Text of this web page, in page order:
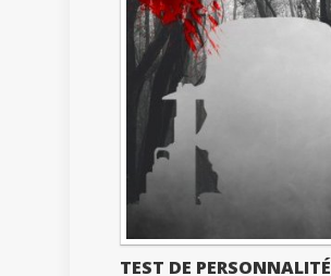
TEST DE PERSONNALITÉ